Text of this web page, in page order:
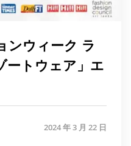
ンウィーク ラ
ートウェア」エ
2024 年 3 月 22 日